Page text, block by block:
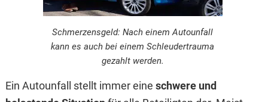
Schmerzensgeld: Nach einem Autounfall
kann es auch bei einem Schleudertrauma
gezahlt werden.
Ein Autounfall stellt immer eine schwere und